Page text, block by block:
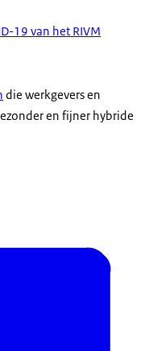
19 van het RIVM
die werkgevers en
en fijner hybride